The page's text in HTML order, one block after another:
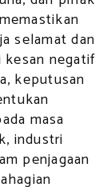
selamat dan
negatif
keputusan
masa
industri
penjagaan